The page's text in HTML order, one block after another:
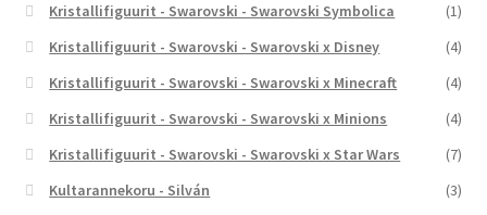
Kristallifiguurit - Swarovski - Swarovski Symbolica
(1)
Kristallifiguurit - Swarovski - Swarovski x Disney
(4)
Kristallifiguurit - Swarovski - Swarovski x Minecraft
(4)
Kristallifiguurit - Swarovski - Swarovski x Minions
(4)
Kristallifiguurit - Swarovski - Swarovski x Star Wars
(7)
Kultarannekoru - Silván
(3)